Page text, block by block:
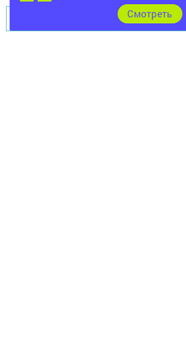
Перейти на страницу новости
Cмотреть